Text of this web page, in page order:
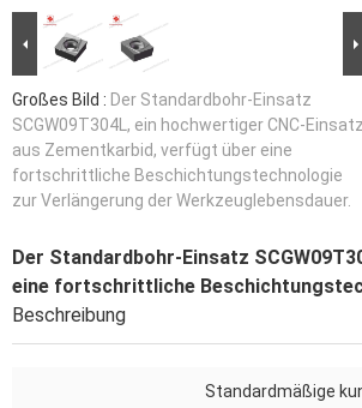
Großes Bild : Der Standardbohr-Einsatz
SCGW09T304L, ein hochwertiger CNC-Einsatz
aus Zementkarbid, verfügt über eine
fortschrittliche Beschichtungstechnologie
zur Verlängerung der Werkzeuglebensdauer.
Der Standardbohr-Einsatz
eine fortschrittliche
Beschreibung
Standardmäßige